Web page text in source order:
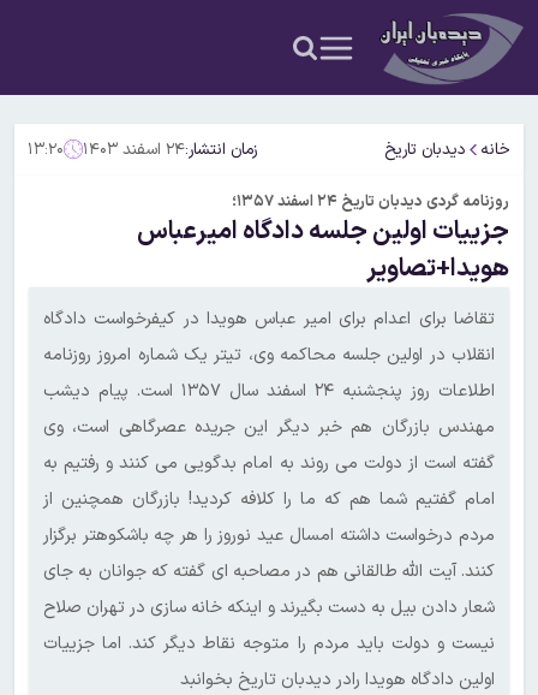
خانه دیدبان تاریخ زمان انتشار:۲۴ اسفند ۱۴۰۳ ۱۳:۲۰
روزنامه گردی دیدبان تاریخ ۲۴ اسفند ۱۳۵۷؛
جزییات اولین جلسه دادگاه امیرعباس
هویدا+تصاویر
تقاضا برای اعدام برای امیر عباس هویدا در کیفرخواست دادگاه
انقلاب در اولین جلسه محاکمه وی، تیتر یک شماره امروز روزنامه
اطلاعات روز پنجشنبه ۲۴ اسفند سال ۱۳۵۷ است. پیام دیشب
مهندس بازرگان هم خبر دیگر این جریده عصرگاهی است، وی
گفته است از دولت می روند به امام بدگویی می کنند و رفتیم به
امام گفتیم شما هم که ما را کلافه کردید! بازرگان همچنین از
مردم درخواست داشته امسال عید نوروز را هر چه باشکوهتر برگزار
کنند. آیت الله طالقانی هم در مصاحبه ای گفته که جوانان به جای
شعار دادن بیل به دست بگیرند و اینکه خانه سازی در تهران صلاح
نیست و دولت باید مردم را متوجه نقاط دیگر کند. اما جزییات
اولین دادگاه هویدا رادر دیدبان تاریخ بخوانبد